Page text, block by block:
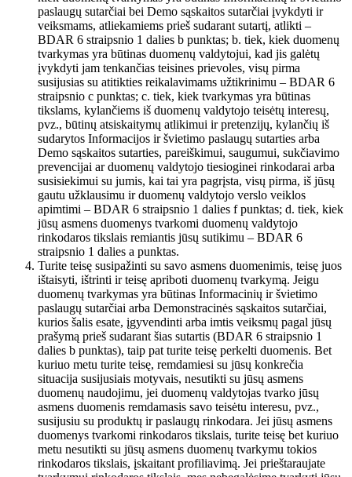
paslaugų sutarčiai bei Demo sąskaitos sutarčiai įvykdyti ir
veiksmams, atliekamiems prieš sudarant sutartį, atlikti –
BDAR 6 straipsnio 1 dalies b punktas; b. tiek, kiek duomenų
tvarkymas yra būtinas duomenų valdytojui, kad jis galėtų
įvykdyti jam tenkančias teisines prievoles, visų pirma
susijusias su atitikties reikalavimams užtikrinimu – BDAR 6
straipsnio c punktas; c. tiek, kiek tvarkymas yra būtinas
tikslams, kylančiems iš duomenų valdytojo teisėtų interesų,
pvz., būtinų atsiskaitymų atlikimui ir pretenzijų, kylančių iš
sudarytos Informacijos ir švietimo paslaugų sutarties arba
Demo sąskaitos sutarties, pareiškimui, saugumui, sukčiavimo
prevencijai ar duomenų valdytojo tiesioginei rinkodarai arba
susisiekimui su jumis, kai tai yra pagrįsta, visų pirma, iš jūsų
gautu užklausimu ir duomenų valdytojo verslo veiklos
apimtimi – BDAR 6 straipsnio 1 dalies f punktas; d. tiek, kiek
jūsų asmens duomenys tvarkomi duomenų valdytojo
rinkodaros tikslais remiantis jūsų sutikimu – BDAR 6
straipsnio 1 dalies a punktas.
Turite teisę susipažinti su savo asmens duomenimis, teisę juos
ištaisyti, ištrinti ir teisę apriboti duomenų tvarkymą. Jeigu
duomenų tvarkymas yra būtinas Informacinių ir švietimo
paslaugų sutarčiai arba Demonstracinės sąskaitos sutarčiai,
kurios šalis esate, įgyvendinti arba imtis veiksmų pagal jūsų
prašymą prieš sudarant šias sutartis (BDAR 6 straipsnio 1
dalies b punktas), taip pat turite teisę perkelti duomenis. Bet
kuriuo metu turite teisę, remdamiesi su jūsų konkrečia
situacija susijusiais motyvais, nesutikti su jūsų asmens
duomenų naudojimu, jei duomenų valdytojas tvarko jūsų
asmens duomenis remdamasis savo teisėtu interesu, pvz.,
susijusiu su produktų ir paslaugų rinkodara. Jei jūsų asmens
duomenys tvarkomi rinkodaros tikslais, turite teisę bet kuriuo
metu nesutikti su jūsų asmens duomenų tvarkymu tokios
rinkodaros tikslais, įskaitant profiliavimą. Jei prieštaraujate